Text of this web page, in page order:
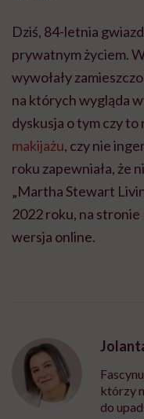
Dziś, 84-letnia
prywatnym życiem.
wywołały
na których wygląda
dyskusja o tym czy
makijażu, czy nie
roku zapewniała, że
„Martha Stewart
2022 roku, na stronie
wersja online.
którzy
do